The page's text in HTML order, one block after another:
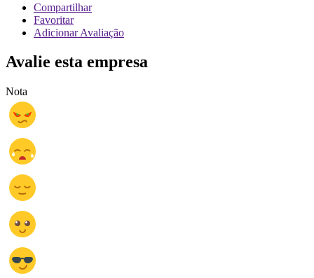
Compartilhar
Favoritar
Adicionar Avaliação
Avalie esta empresa
Nota